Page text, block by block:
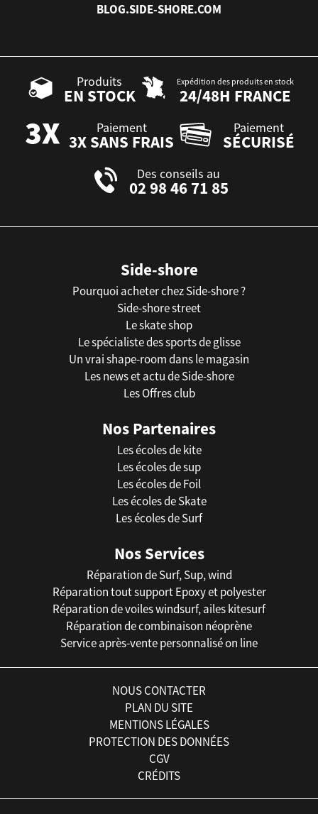
BLOG.SIDE-SHORE.COM
Produits
EN STOCK
Expédition des produits en stock
24/48H FRANCE
Paiement
3X SANS FRAIS
Paiement
SÉCURISÉ
Des conseils au
02 98 46 71 85
Side-shore
Pourquoi acheter chez Side-shore ?
Side-shore street
Le skate shop
Le spécialiste des sports de glisse
Un vrai shape-room dans le magasin
Les news et actu de Side-shore
Les Offres club
Nos Partenaires
Les écoles de kite
Les écoles de sup
Les écoles de Foil
Les écoles de Skate
Les écoles de Surf
Nos Services
Réparation de Surf, Sup, wind
Réparation tout support Epoxy et polyester
Réparation de voiles windsurf, ailes kitesurf
Réparation de combinaison néoprène
Service après-vente personnalisé on line
NOUS CONTACTER
PLAN DU SITE
MENTIONS LÉGALES
PROTECTION DES DONNÉES
CGV
CRÉDITS